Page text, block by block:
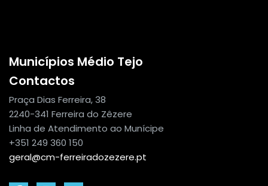
Municípios Médio Tejo
Contactos
Praça Dias Ferreira, 38
2240-341 Ferreira do Zêzere
Linha de Atendimento ao Munícipe
+351 249 360 150
geral@cm-ferreiradozezere.pt